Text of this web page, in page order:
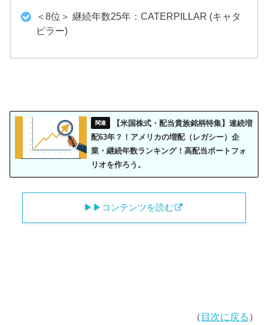
＜8位＞ 継続年数25年：CATERPILLAR (キャタ
ピラー)
【米国株式・配当貴族銘柄特集】連続増
配63年？！アメリカの増配（レガシー）企
業・継続年数ランキング！高配当ポートフォ
リオを作ろう。
▶︎▶︎コンテンツを読む
（ 目次に戻る ）